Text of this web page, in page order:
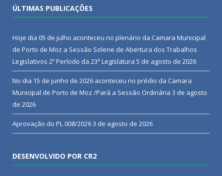
ÚLTIMAS PUBLICAÇÕES
Hoje dia 05 de julho aconteceu no plenário da Camara Municipal
de Porto de Moz a Sessão Solene de Abertura dos Trabalhos
Legislativos 2º Período da 23ª Legislatura 5 de agosto de 2026
No dia 15 de junho de 2026 aconteceu no prédio da Camara
Municipal de Porto de Moz /Pará a Sessão Ordinária 3 de agosto
de 2026
Aprovação do PL 008/20263 de agosto de 2026
DESENVOLVIDO POR CR2